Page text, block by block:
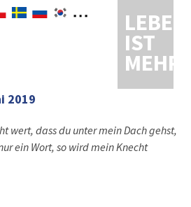
LEBEN
IST
MEHR
2019
wert, dass du unter mein Dach gehst,
ein Wort, so wird mein Knecht